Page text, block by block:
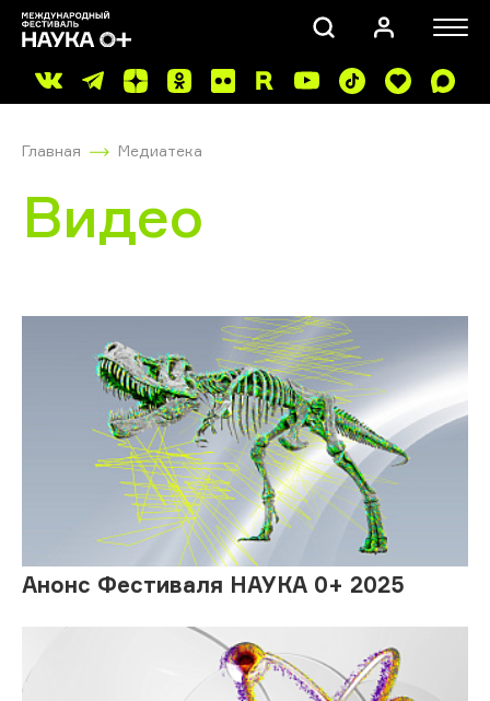
Главная Медиатека
Видео
Анонс Фестиваля НАУКА 0+ 2025